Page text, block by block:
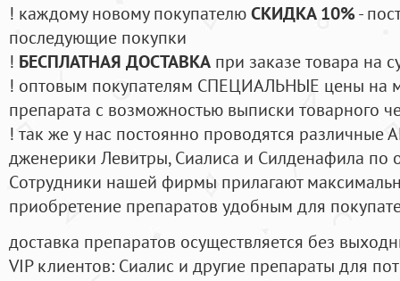
! каждому новому покупателюСКИДКА 10%-
последующие покупки
! БЕСПЛАТНАЯ ДОСТАВКА при заказе товара на
! оптовым покупателям СПЕЦИАЛЬНЫЕ цены на
препарата с возможностью выписки товарного
! так же у нас постоянно проводятся
дженерики Левитры, Сиалиса и Силденафила по
Cотрудники нашей фирмы прилагают
приобретение препаратов удобным для
доставка препаратов осуществляется без
VIP клиентов: Сиалис и другие препараты для